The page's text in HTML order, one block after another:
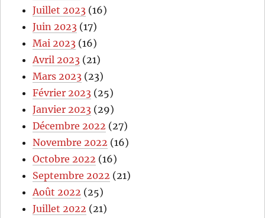
Juillet 2023 (16)
Juin 2023 (17)
Mai 2023 (16)
Avril 2023 (21)
Mars 2023 (23)
Février 2023 (25)
Janvier 2023 (29)
Décembre 2022 (27)
Novembre 2022 (16)
Octobre 2022 (16)
Septembre 2022 (21)
Août 2022 (25)
Juillet 2022 (21)